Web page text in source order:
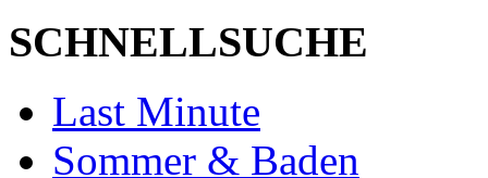
SCHNELLSUCHE
Last Minute
Sommer & Baden